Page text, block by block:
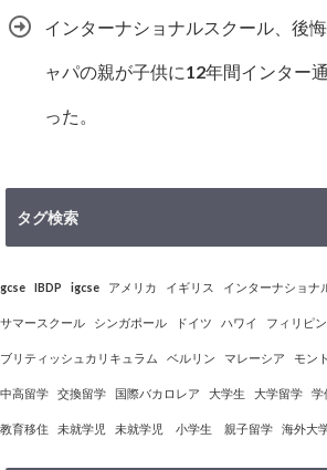
インターナショナルスクール、後
ャパの親が子供に12年間インター
った。
タグ検索
gcse IBDP igcse アメリカ イギリス インターナショナ
サマースクール シンガポール ドイツ ハワイ フィリピ
ブリティッシュカリキュラム ベルリン マレーシア モン
中高留学 交換留学 国際バカロレア 大学生 大学留学 学
教育移住 未就学児 未就学児 小学生 親子留学 海外大